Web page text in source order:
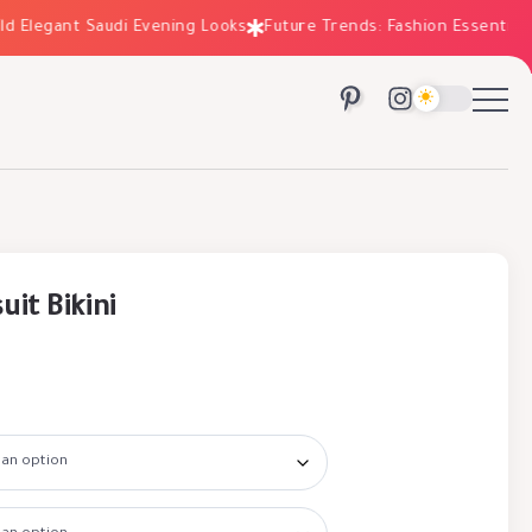
Saudi Evening Looks Future Trends: Fashion Essentials for
Bikini